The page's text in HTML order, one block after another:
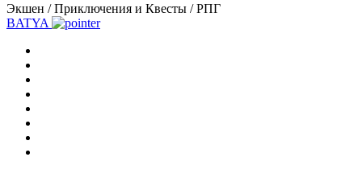
Экшен / Приключения и Квесты / РПГ
BATYA